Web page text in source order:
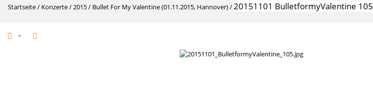
Startseite/ Konzerte/2015/ Bullet For My Valentine (01.11.2015, Hannover)/20151101 BulletformyValentine 105